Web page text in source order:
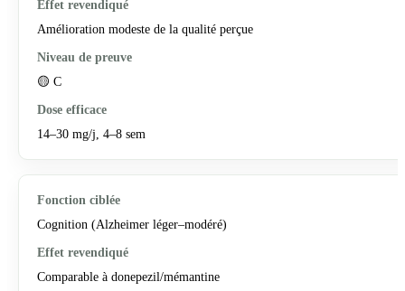
Amélioration modeste de la qualité perçue
🟡 C
14–30 mg/j, 4–8 sem
Cognition (Alzheimer léger–modéré)
Comparable à donepezil/mémantine